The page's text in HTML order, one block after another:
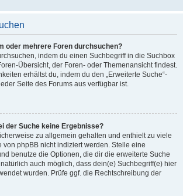
oder mehrere Foren durchsuchen?
indem du einen Suchbegriff in die Suchbox
Übersicht, der Foren- oder Themenansicht findest.
erhältst du, indem du den „Erweiterte Suche“-
Seite des Forums aus verfügbar ist.
der Suche keine Ergebnisse?
zu allgemein gehalten und enthielt zu viele
von phpBB nicht indiziert werden. Stelle eine
benutze die Optionen, die dir die erweiterte Suche
auch möglich, dass dein(e) Suchbegriff(e) hier
wurden. Prüfe ggf. die Rechtschreibung der